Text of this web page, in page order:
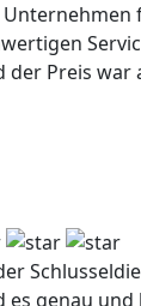
Unternehmen
der Preis war
es genau